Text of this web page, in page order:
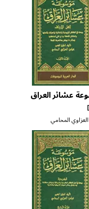
عشائر العراق
المحامي